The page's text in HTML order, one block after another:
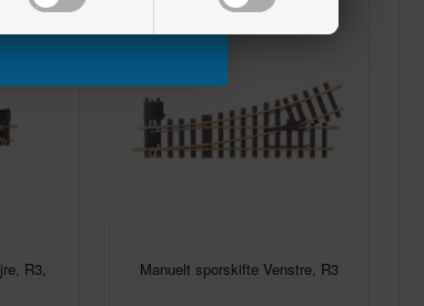
R3,
Manuelt sporskifte Venstre, R3